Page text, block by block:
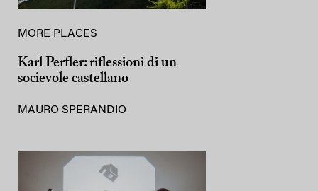
MORE PLACES
Karl Perfler: riflessioni di un
socievole castellano
MAURO SPERANDIO